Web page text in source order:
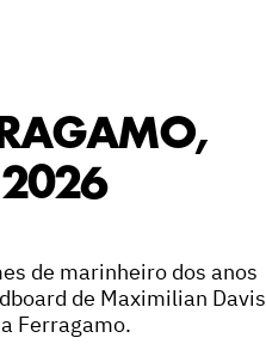
de marinheiro dos anos
de Maximilian Davis
Ferragamo.